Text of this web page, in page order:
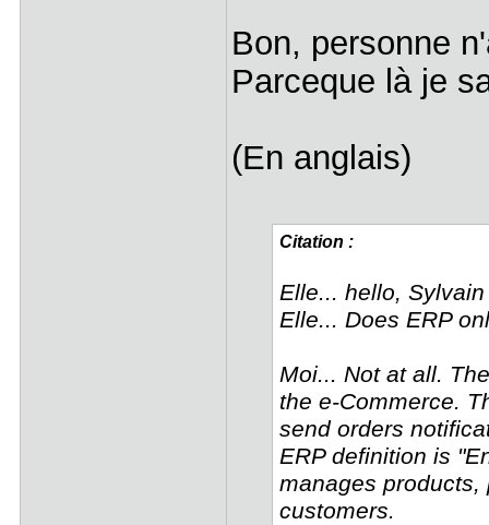
Bon, personne
Parceque là je
(En anglais)
Citation :
Elle... hello, Sylvain
Elle... Does ERP
Moi... Not at all.
the e-Commerce.
send orders
ERP definition is
manages
customers.